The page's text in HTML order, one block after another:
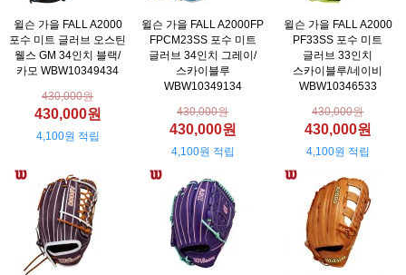
윌슨 가을 FALL A2000
포수 미트 글러브 오스틴
웰스 GM 34인치 블랙/
카모 WBW10349434
430,000원
430,000원
4,100원 적립
윌슨 가을 FALL A2000FP
FPCM23SS 포수 미트
글러브 34인치 그레이/
스카이블루
WBW10349134
430,000원
430,000원
4,100원 적립
윌슨 가을 FALL A2000
PF33SS 포수 미트
글러브 33인치
스카이블루/네이비
WBW10346533
430,000원
430,000원
4,100원 적립